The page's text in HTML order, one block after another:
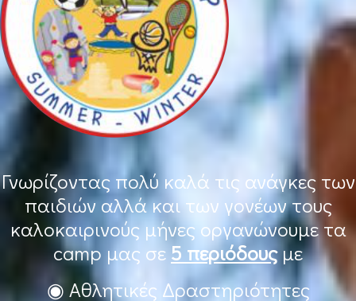
Γνωρίζοντας πολύ καλά τις ανάγκες των
παιδιών αλλά και των γονέων τους
καλοκαιρινούς μήνες οργανώνουμε τα
camp μας σε 5 περιόδουςμε
◉ Αθλητικές Δραστηριότητες